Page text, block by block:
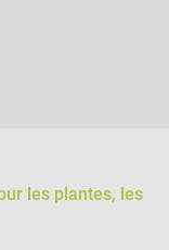
les plantes, les